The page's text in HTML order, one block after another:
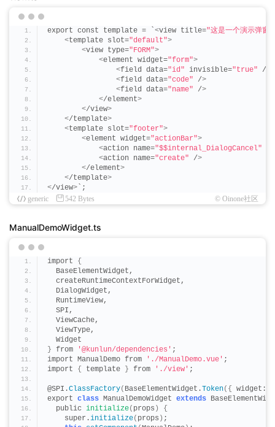
export const template = ` <view title="这是一个演示弹窗"
<template slot="default">
<view type="FORM">
<element widget="form">
<field data="id" invisible="true" /
<field data="code" />
<field data="name" />
</element>
</view>
</template>
<template slot="footer">
<element widget="actionBar">
<action name="$$internal_DialogCancel"
<action name="create" />
</element>
</template>
</view> `;
generic
542 Bytes © Oinone社区
ManualDemoWidget.ts
import {
  BaseElementWidget,
  createRuntimeContextForWidget,
  DialogWidget,
  RuntimeView,
  SPI,
  ViewCache,
  ViewType,
  Widget
} from '@kunlun/dependencies' ;
import ManualDemo from
'./ManualDemo.vue' ;
import { template } from './view' ;
@SPI.ClassFactory( BaseElementWidget.Token({ widget:
export class ManualDemoWidget extends
  public
initialize( props )
{
    super.
initialize( props ) ;